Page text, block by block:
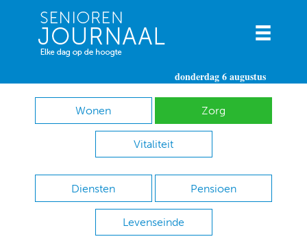
donderdag 6 augustus
Wonen Zorg
Vitaliteit
Diensten Pensioen
Levenseinde